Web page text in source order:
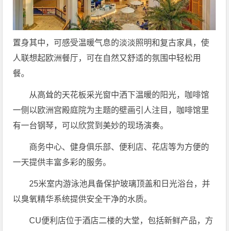
置身其中，可感受温暖气息的淡淡照明和复古家具，使
人联想起欧洲餐厅，可在自然又舒适的氛围中轻松用
餐。
从高耸的天花板采光窗中洒下温暖的阳光，咖啡馆
一侧以欧洲宫殿庭院为主题的壁画引人注目，咖啡馆里
有一台钢琴，可以欣赏到美妙的现场演奏。
商务中心、健身俱乐部、便利店、花店等为方便的
一天提供丰富多彩的服务。
25米室内游泳池具备保护玻璃顶盖和日光浴台，并
以臭氧精华系统提供安全干净的水质。
CU便利店位于酒店二楼的大堂，包括新鲜产品，方